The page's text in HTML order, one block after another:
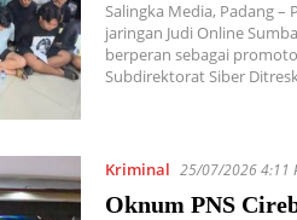
Salingka Media, Padang
jaringan Judi Online
berperan sebagai
Subdirektorat Siber
Kriminal 25/07/2026 4:11
Oknum PNS